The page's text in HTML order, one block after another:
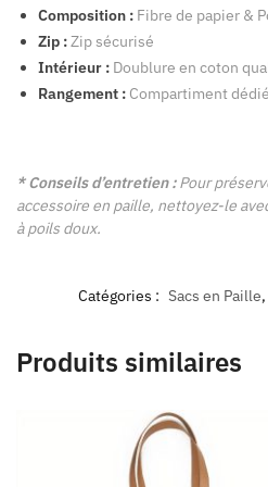
Composition : Fibre de papier &
Zip :Zip sécurisé
Intérieur : Doublure en coton
Rangement : Compartiment
* Conseils d’entretien :Pour
accessoire en paille, nettoyez-le
à poils doux.
Catégories : Sacs en Paille,
Produits similaires